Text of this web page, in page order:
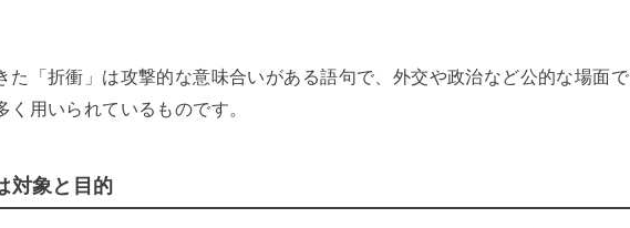
た「折衝」は攻撃的な意味合いがある語句で、外交や政治など公的な場面で
用いられているものです。
対象と目的